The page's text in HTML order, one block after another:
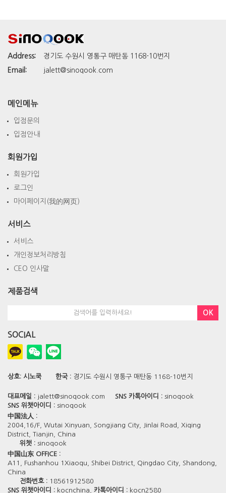
Address:
경기도 수원시 영통구 매탄동 1168-10번지
Email:
jalett@sinoqook.com
메인메뉴
입점문의
입점안내
회원가입
회원가입
로그인
마이페이지(我的网页)
서비스
서비스
개인정보처리방침
CEO 인사말
제품검색
OK
SOCIAL
상호: 시노쿡 한국 : 경기도 수원시 영통구 매탄동 1168-10번지
대표메일 : jalett@sinoqook.com SNS 카톡아이디 : sinoqook
SNS 위챗아이디 : sinoqook
中国法人 :
2004,16/F, Wutai Xinyuan, Songjiang City, Jinlai Road, Xiqing
District, Tianjin, China
위챗 : sinoqook
中国山东 OFFICE :
A11, Fushanhou 1Xiaoqu, Shibei District, Qingdao City, Shandong,
China
전화번호 : 18561912580
SNS 위챗아이디 : kocnchina, 카톡아이디 : kocn2580